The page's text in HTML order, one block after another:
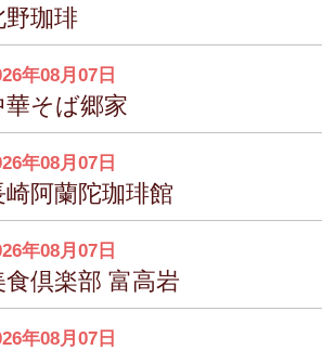
野珈琲
年08月07日
華そば郷家
年08月07日
崎阿蘭陀珈琲館
年08月07日
食倶楽部 富高岩
年08月07日